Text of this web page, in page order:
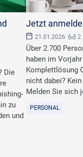
Die
zu
und
Jetzt
21.01.2026 2
Über 2.700
haben im
Komplettlösung
nicht dabei?
Melden Sie sich
PERSONAL